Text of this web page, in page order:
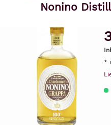
Nonino
*